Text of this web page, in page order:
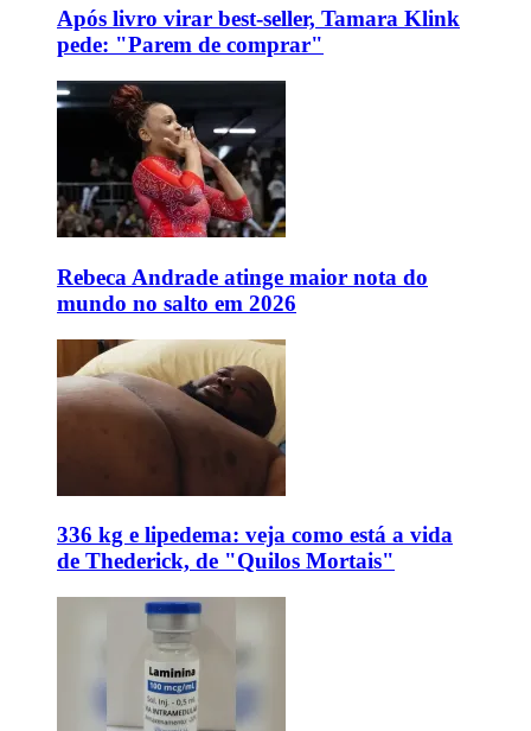
Após livro virar best-seller, Tamara Klink
pede: "Parem de comprar"
Rebeca Andrade atinge maior nota do
mundo no salto em 2026
336 kg e lipedema: veja como está a vida
de Thederick, de "Quilos Mortais"